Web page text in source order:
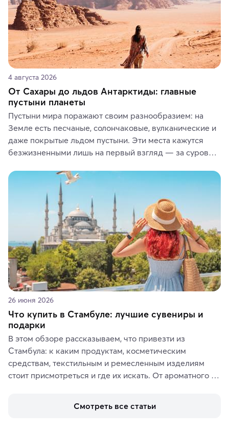
4 августа 2026
От Сахары до льдов Антарктиды: главные
пустыни планеты
Пустыни мира поражают своим разнообразием: на
Земле есть песчаные, солончаковые, вулканические и
даже покрытые льдом пустыни. Эти места кажутся
безжизненными лишь на первый взгляд — за суровой
животные и маршруты, которые дарят одни из самых
ярких впечатлений от путешествий.
26 июня 2026
Что купить в Стамбуле: лучшие сувениры и
подарки
В этом обзоре рассказываем, что привезти из
Стамбула: к каким продуктам, косметическим
средствам, текстильным и ремесленным изделиям
стоит присмотреться и где их искать. От ароматного
аутентичных лавках — в подарок близким или себе на
Смотреть все статьи